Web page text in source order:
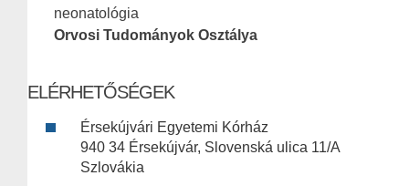
neonatológia
Orvosi Tudományok Osztálya
ELÉRHETŐSÉGEK
Érsekújvári Egyetemi Kórház
940 34 Érsekújvár, Slovenská ulica 11/A
Szlovákia